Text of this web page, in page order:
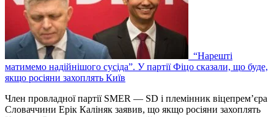
“Нарешті
матимемо надійнішого сусіда”. У партії Фіцо сказали, що буде,
якщо росіяни захоплять Київ
Член провладної партії SMER — SD і племінник віцепрем’єра
Словаччини Ерік Каліняк заявив, що якщо росіяни захоплять